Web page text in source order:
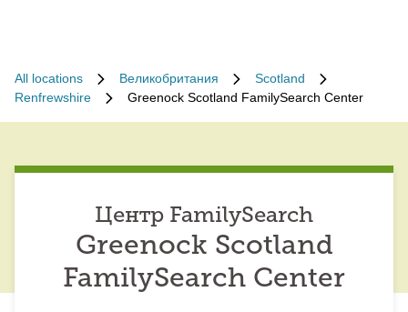
All locations Великобритания
Scotland
Renfrewshire
Greenock Scotland FamilySearch Center
Центр FamilySearch
Greenock Scotland
FamilySearch Center